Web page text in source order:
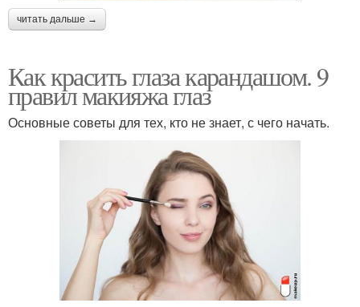
читать дальше →
Как красить глаза карандашом. 9
правил макияжа глаз
Основные советы для тех, кто не знает, с чего начать.